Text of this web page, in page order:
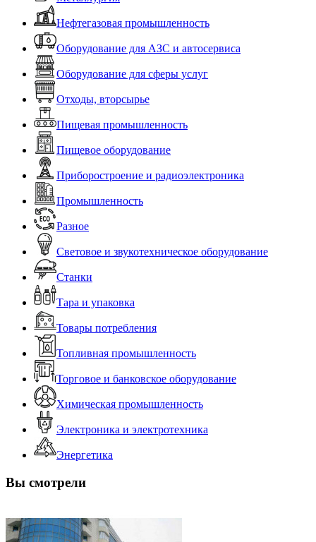
Нефтегазовая промышленность
Оборудование для АЗС и автосервиса
Оборудование для сферы услуг
Отходы, вторсырье
Пищевая промышленность
Пищевое оборудование
Приборостроение и радиоэлектроника
Промышленность
Разное
Световое и звукотехническое оборудование
Станки
Тара и упаковка
Товары потребления
Топливная промышленность
Торговое и банковское оборудование
Химическая промышленность
Электроника и электротехника
Энергетика
Вы смотрели